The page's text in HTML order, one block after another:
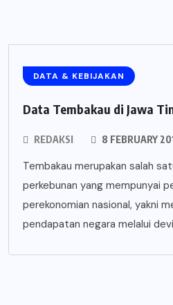
DATA & KEBIJAKAN
Data Tembakau di Jawa
REDAKSI 8 FEBRUARY
Tembakau merupakan salah
perkebunan yang mempunyai
perekonomian nasional, yakni
pendapatan negara melalui